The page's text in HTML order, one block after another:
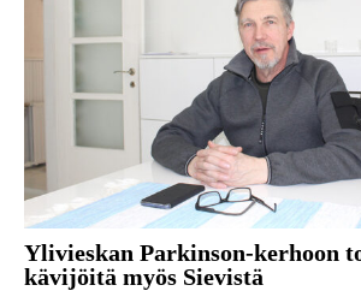
Ylivieskan Parkinson-kerhoon
kävijöitä myös Sievistä